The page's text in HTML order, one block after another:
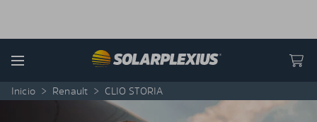
Menu
Inicio > Renault > CLIO STORIA